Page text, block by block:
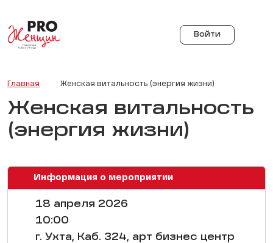
Войти
Главная Женская витальность (энергия жизни)
Женская витальность
(энергия жизни)
Информация о мероприятии
18 апреля 2026
10:00
г. Ухта, Каб. 324, арт бизнес центр